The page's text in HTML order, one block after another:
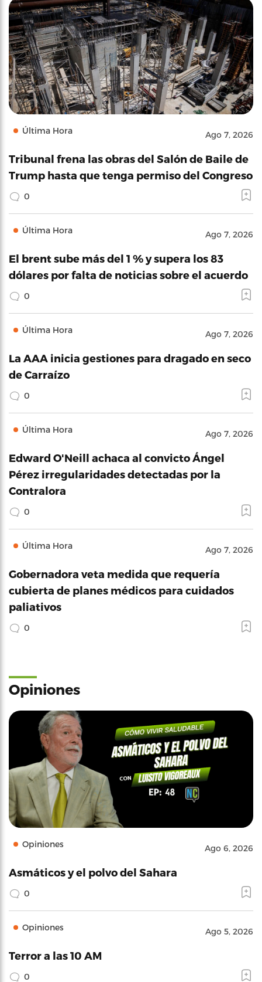
Última Hora Ago 7, 2026
Tribunal frena las obras del Salón de Baile de
Trump hasta que tenga permiso del Congreso
0
Última Hora Ago 7, 2026
El brent sube más del 1 % y supera los 83
dólares por falta de noticias sobre el acuerdo
0
Última Hora Ago 7, 2026
La AAA inicia gestiones para dragado en seco
de Carraízo
0
Última Hora Ago 7, 2026
Edward O'Neill achaca al convicto Ángel
Pérez irregularidades detectadas por la
Contralora
0
Última Hora Ago 7, 2026
Gobernadora veta medida que requería
cubierta de planes médicos para cuidados
paliativos
0
Opiniones
Opiniones Ago 6, 2026
Asmáticos y el polvo del Sahara
0
Opiniones Ago 5, 2026
Terror a las 10 AM
0